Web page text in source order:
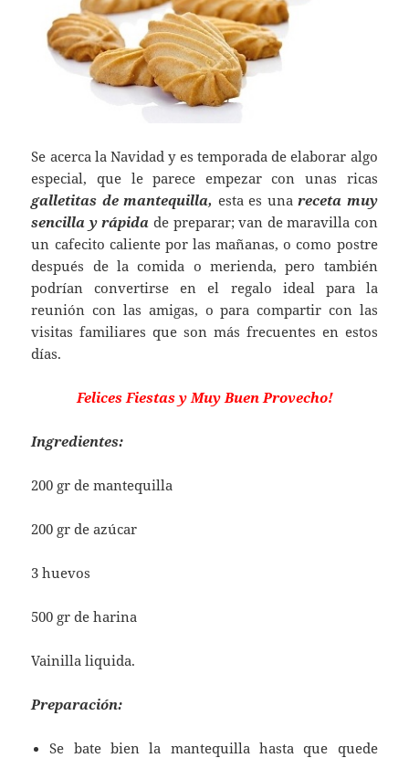
Se acerca la Navidad y es temporada de elaborar algo
especial, que le parece empezar con unas ricas
galletitas de mantequilla, esta es una receta muy
sencilla y rápida de preparar; van de maravilla con
un cafecito caliente por las mañanas, o como postre
después de la comida o merienda, pero también
podrían convertirse en el regalo ideal para la
reunión con las amigas, o para compartir con las
visitas familiares que son más frecuentes en estos
días.
Felices Fiestas y Muy Buen Provecho!
Ingredientes:
200 gr de mantequilla
200 gr de azúcar
3 huevos
500 gr de harina
Vainilla liquida.
Preparación:
Se bate bien la mantequilla hasta que quede